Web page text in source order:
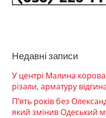
Недавні записи
У центрі Малина
різали, арматуру
П’ять років без
який змінив Одеський